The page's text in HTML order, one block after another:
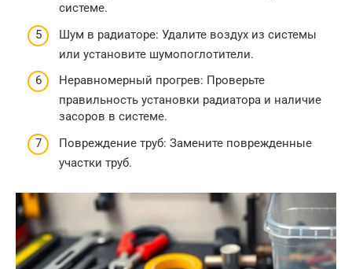
системе.
Шум в радиаторе: Удалите воздух из системы
или установите шумопоглотители.
Неравномерный прогрев: Проверьте
правильность установки радиатора и наличие
засоров в системе.
Повреждение труб: Замените поврежденные
участки труб.